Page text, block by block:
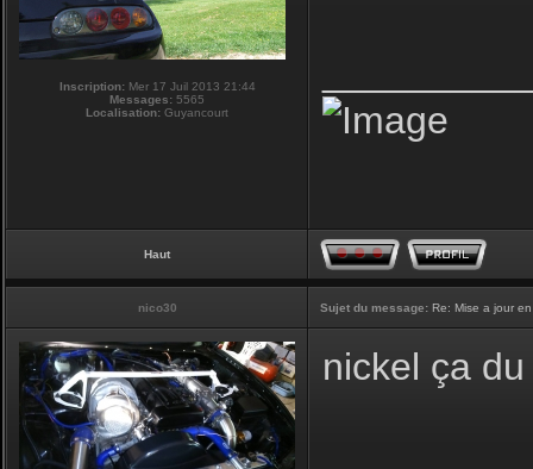
Inscription:Mer 17 Juil 2013 21:44
Messages: 5565
Localisation: Guyancourt
Haut
nico30 Sujet du message: Re: Mise a jour
nickel ça